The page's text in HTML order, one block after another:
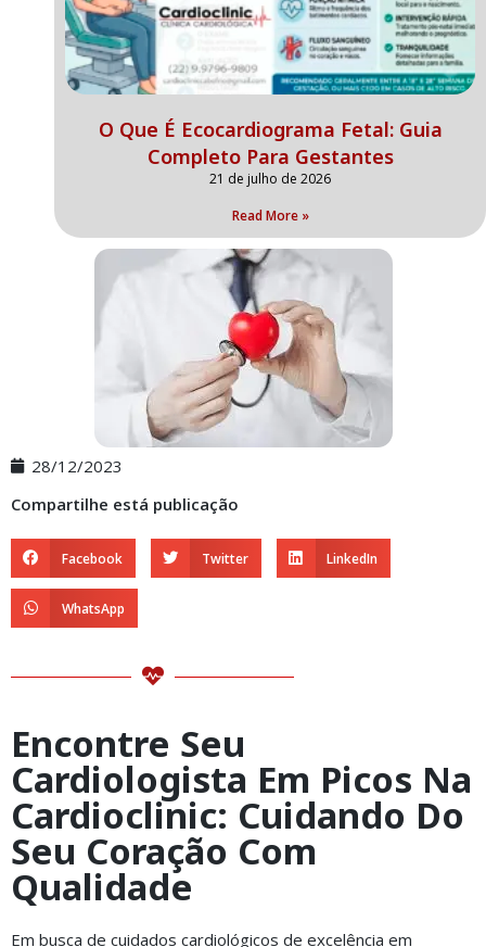
28/12/2023
Compartilhe está publicação
Facebook Twitter LinkedIn
WhatsApp
Encontre Seu
Cardiologista Em Picos Na
Cardioclinic: Cuidando Do
Seu Coração Com
Qualidade
Em busca de cuidados cardiológicos de excelência em
O Que É Ecocardiograma Fetal: Guia
Completo Para Gestantes
21 de julho de 2026
Read More »